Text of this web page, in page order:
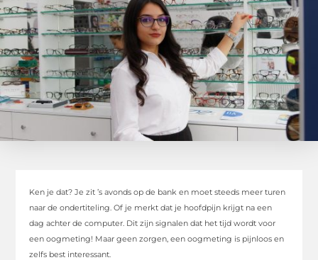
Ken je dat? Je zit ’s avonds op de bank en moet steeds meer turen
naar de ondertiteling. Of je merkt dat je hoofdpijn krijgt na een
dag achter de computer. Dit zijn signalen dat het tijd wordt voor
een oogmeting! Maar geen zorgen, een oogmeting is pijnloos en
zelfs best interessant.